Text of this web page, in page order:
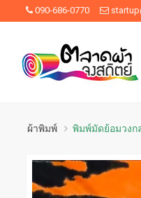
090-686-0770
ผ้าพิมพ์ พิมพ์มัดย้อมวงก